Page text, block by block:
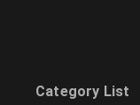
Category List